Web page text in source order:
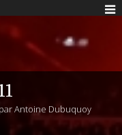
Antoine Dubuquoy